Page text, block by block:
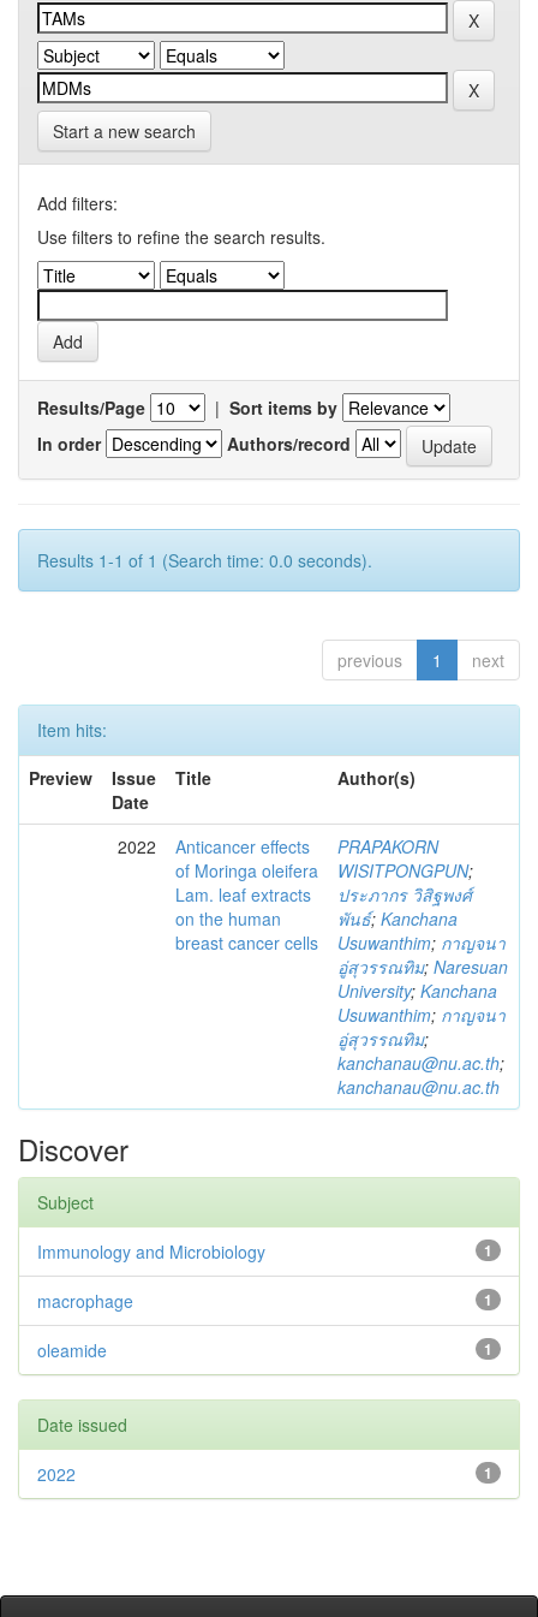
Start a new search
Add filters:
Use filters to refine the search results.
Results/Page | Sort items by
In order
Authors/record
Results 1-1 of 1 (Search time: 0.0 seconds).
previous 1 next
Item hits:
Preview
Issue
Date
Title Author(s)
2022
Anticancer effects
of Moringa oleifera
Lam. leaf extracts
on the human
breast cancer cells
PRAPAKORN
WISITPONGPUN;
ประภากร วิสิฐพงศ์
พันธ์; Kanchana
Usuwanthim; กาญจนา
อู่สุวรรณทิม; Naresuan
University; Kanchana
Usuwanthim; กาญจนา
อู่สุวรรณทิม;
kanchanau@nu.ac.th;
kanchanau@nu.ac.th
Discover
Subject
1
Immunology and Microbiology
1
macrophage
1
oleamide
Date issued
1
2022